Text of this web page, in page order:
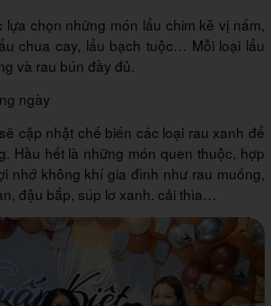
lựa chọn những món lẩu chim kê vị nấm,
chua cay, lẩu bạch tuộc… Mỗi loại lẩu
và rau bún đầy đủ.
ngày
cập nhật chế biến các loại rau xanh để
Hầu hết là những món quen thuộc, hợp
nhớ không khí gia đình như rau muống,
đậu bắp, súp lơ xanh. cải thìa…